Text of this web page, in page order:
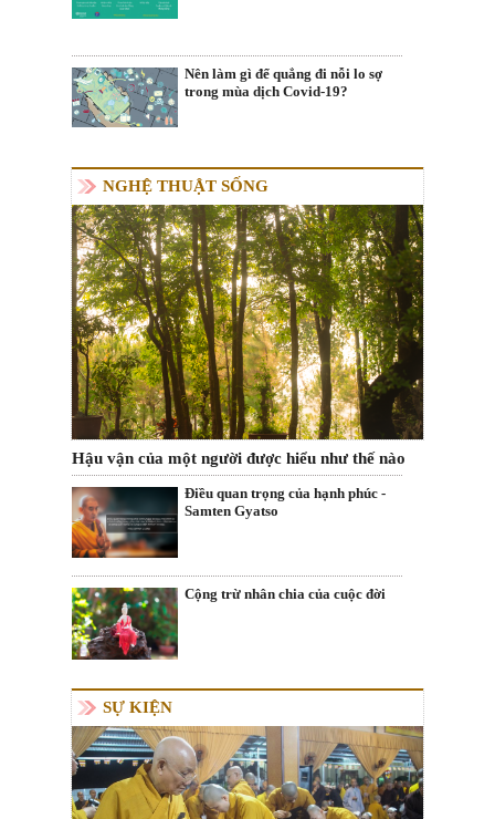
Nên làm gì để quẳng đi nỗi lo sợ
trong mùa dịch Covid-19?
NGHỆ THUẬT SỐNG
Hậu vận của một người được hiểu như thế nào
Điều quan trọng của hạnh phúc -
Samten Gyatso
Cộng trừ nhân chia của cuộc đời
SỰ KIỆN